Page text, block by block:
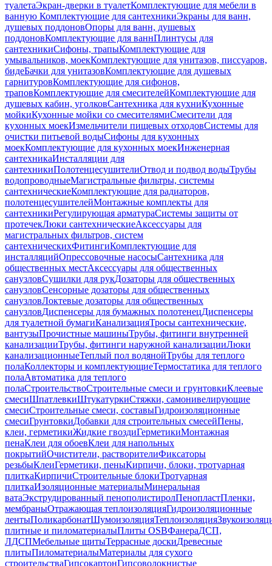
туалетаЭкран-дверки в туалетКомплектующие для мебели в
ванную Комплектующие для сантехникиЭкраны для ванн,
душевых поддоновОпоры для ванн, душевых
поддоновКомплектующие для ваннПлинтусы для
сантехникиСифоны, трапыКомплектующие для
умывальников, моекКомплектующие для унитазов, писсуаров,
бидеБачки для унитазовКомплектующие для душевых
гарнитуровКомплектующие для сифонов,
траповКомплектующие для смесителейКомплектующие для
душевых кабин, уголковСантехника для кухниКухонные
мойкиКухонные мойки со смесителямиСмесители для
кухонных моекИзмельчители пищевых отходовСистемы для
очистки питьевой водыСифоны для кухонных
моекКомплектующие для кухонных моекИнженерная
сантехникаИнсталляции для
сантехникиПолотенцесушителиОтвод и подвод водыТрубы
водопроводныеМагистральные фильтры, системы
сантехническиеКомплектующие для радиаторов,
полотенцесушителейМонтажные комплекты для
сантехникиРегулирующая арматураСистемы защиты от
протечекЛюки сантехническиеАксессуары для
магистральных фильтров, систем
сантехническихФитингиКомплектующие для
инсталляцийОпрессовочные насосыСантехника для
общественных местАксессуары для общественных
санузловСушилки для рукДозаторы для общественных
санузловСенсорные дозаторы для общественных
санузловЛоктевые дозаторы для общественных
санузловДиспенсеры для бумажных полотенецДиспенсеры
для туалетной бумагиКанализацияТросы сантехнические,
вантузыПрочистные машиныТрубы, фитинги внутренней
канализацииТрубы, фитинги наружной канализацииЛюки
канализационныеТеплый пол водянойТрубы для теплого
полаКоллекторы и комплектующиеТермостатика для теплого
полаАвтоматика для теплого
полаСтроительствоСтроительные смеси и грунтовкиКлеевые
смесиШпатлевкиШтукатуркиСтяжки, самонивелирующие
смесиСтроительные смеси, составыГидроизоляционные
смесиГрунтовкиДобавки для строительных смесейПены,
клеи, герметикиЖидкие гвоздиГерметикиМонтажная
пенаКлеи для обоевКлеи для напольных
покрытийОчистители, растворителиФиксаторы
резьбыКлеиГерметики, пеныКирпичи, блоки, тротуарная
плиткаКирпичиСтроительные блокиТротуарная
плиткаИзоляционные материалыМинеральная
ватаЭкструдированный пенополистиролПенопластПленки,
мембраныОтражающая теплоизоляцияГидроизоляционные
лентыПоликарбонатШумоизоляцияТеплоизоляция
плитные и пиломатериалыПлиты OSBФанераДСП,
ЛДСПМебельные щитыТеррасные доскиДревесные
плитыПиломатериалыМатериалы для сухого
строительстваГипсокартонГипсоволокнистые